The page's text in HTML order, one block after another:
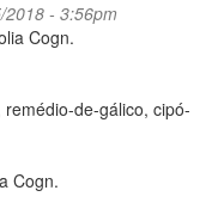
- 3:56pm
Cogn.
de-gálico, cipó-
Cogn.